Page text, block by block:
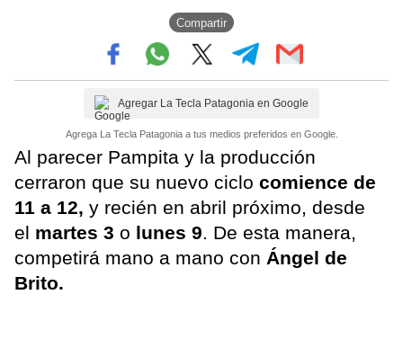
Compartir
Agregar La Tecla Patagonia en Google
Agrega La Tecla Patagonia a tus medios preferidos en Google.
Al parecer Pampita y la producción
cerraron que su nuevo ciclo comience de
11 a 12, y recién en abril próximo, desde
el martes 3 o lunes 9. De esta manera,
competirá mano a mano con Ángel de
Brito.